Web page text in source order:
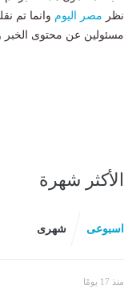
نظر مصر اليوم وانما تم
مسئولين عن محتوى الخبر
الأكثر شهرة
اسبوعى شهرى
منذ 17 يومًا